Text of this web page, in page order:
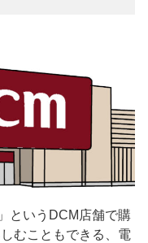
」というDCM店舗で購
むこともできる、電